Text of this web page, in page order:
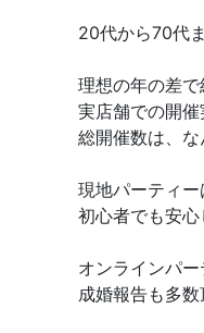
20代から70代
理想の年の差
実店舗での開
総開催数は、
現地パーティー
初心者でも安
オンラインパ
成婚報告も多